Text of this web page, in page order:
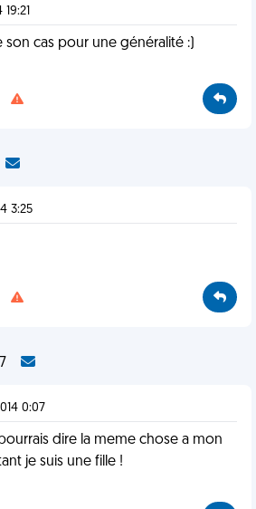
son cas pour une généralité :)
3:25
0:07
dire la meme chose a mon
je suis une fille !